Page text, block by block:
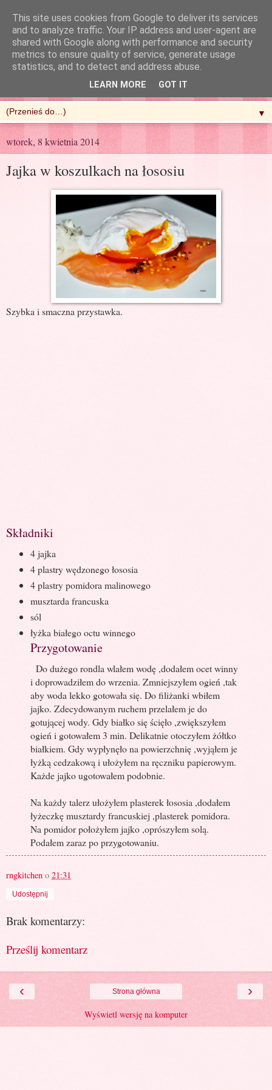
R'n'G Kitchen
▼
wtorek, 8 kwietnia 2014
Jajka w koszulkach na łososiu
Szybka i smaczna przystawka.
Składniki
4 jajka
4 plastry wędzonego łososia
4 plastry pomidora malinowego
musztarda francuska
sól
łyżka białego octu winnego
Przygotowanie
Do dużego rondla wlałem wodę ,dodałem ocet winny
i doprowadziłem do wrzenia. Zmniejszyłem ogień ,tak
aby woda lekko gotowała się. Do filiżanki wbiłem
jajko. Zdecydowanym ruchem przelałem je do
gotującej wody. Gdy białko się ścięło ,zwiększyłem
ogień i gotowałem 3 min. Delikatnie otoczyłem żółtko
białkiem. Gdy wypłynęło na powierzchnię ,wyjąłem je
łyżką cedzakową i ułożyłem na ręczniku papierowym.
Każde jajko ugotowałem podobnie.
Na każdy talerz ułożyłem plasterek łososia ,dodałem
łyżeczkę musztardy francuskiej ,plasterek pomidora.
Na pomidor położyłem jajko ,oprószyłem solą.
Podałem zaraz po przygotowaniu.
rngkitchen o 21:31
Udostępnij
Brak komentarzy:
Prześlij komentarz
‹ ›
Strona główna
Wyświetl wersję na komputer
This site uses cookies from Google to deliver its services
and to analyze traffic. Your IP address and user-agent are
shared with Google along with performance and security
metrics to ensure quality of service, generate usage
statistics, and to detect and address abuse.
LEARN MORE GOT IT